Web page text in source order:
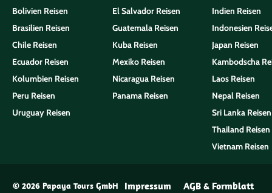
Bolivien Reisen
Brasilien Reisen
Chile Reisen
Ecuador Reisen
Kolumbien Reisen
Peru Reisen
Uruguay Reisen
El Salvador Reisen
Guatemala Reisen
Kuba Reisen
Mexiko Reisen
Nicaragua Reisen
Panama Reisen
Indien Reisen
Indonesien
Japan Reisen
Kambodscha
Laos Reisen
Nepal Reisen
Sri Lanka Reisen
Thailand Reisen
Vietnam Reisen
© 2026 Papaya Tours GmbH Impressum
AGB & Formblatt